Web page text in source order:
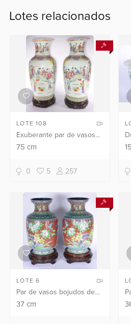
Fale
Lotes relacionados
LOTE 108
Exuberante par de vasos
em porcelana chinesa de
finamente ornamentados
em esmaltes policromados
75cm
0 5 257
15
LOTE 6
Par de vasos bojudos de
cloisonné com flores
37cm